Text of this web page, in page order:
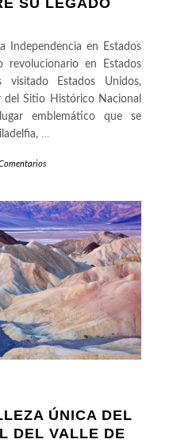
SU LEGADO
Independencia en Estados
revolucionario en Estados
Estados Unidos,
del Sitio Histórico Nacional
emblemático que se
…
ÚNICA DEL
DEL VALLE DE